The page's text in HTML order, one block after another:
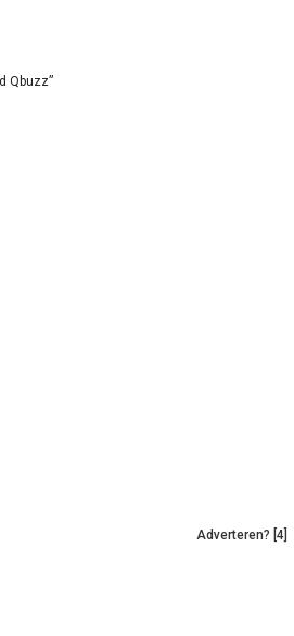
Qbuzz”
Adverteren? [4]